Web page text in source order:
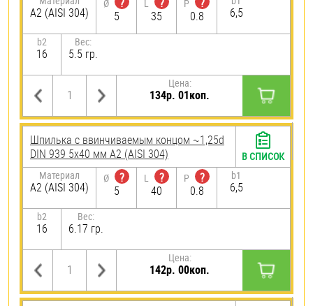
А2 (AISI 304)
Ø
5
L
35
P
0.8
6,5
b2
16
Вес:
5.5 гр.
Цена:
134р. 01коп.
Шпилька c ввинчиваемым концом ~1,25d
DIN 939 5х40 мм А2 (AISI 304)
Материал
А2 (AISI 304)
Ø
?
5
L
?
40
P
?
0.8
b1
6,5
b2
16
Вес:
6.17 гр.
Цена:
142р. 00коп.
В СПИСОК